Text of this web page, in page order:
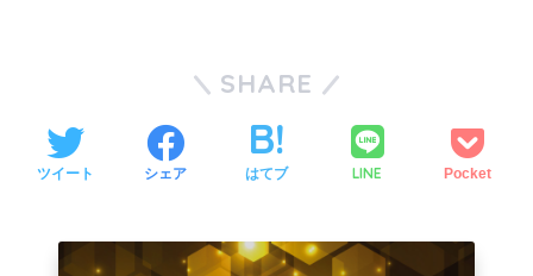
SHARE
ツイート シェア はてブ LINE Pocket